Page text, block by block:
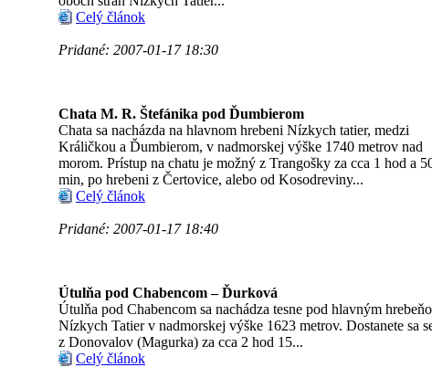
Celý článok
Pridané: 2007-01-17 18:30
Chata M. R. Štefánika pod Ďumbierom
Chata sa nacházda na hlavnom hrebeni Nízkych tatier, medzi
Králičkou a Ďumbierom, v nadmorskej výške 1740 metrov nad
morom. Prístup na chatu je možný z Trangošky za cca 1 hod a
min, po hrebeni z Čertovice, alebo od Kosodreviny...
Celý článok
Pridané: 2007-01-17 18:40
Útulňa pod Chabencom – Ďurková
Útulňa pod Chabencom sa nachádza tesne pod hlavným
Nízkych Tatier v nadmorskej výške 1623 metrov. Dostanete sa
z Donovalov (Magurka) za cca 2 hod 15...
Celý článok